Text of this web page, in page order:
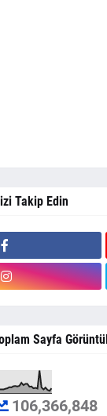
Takip Edin
Sayfa
106,366,848